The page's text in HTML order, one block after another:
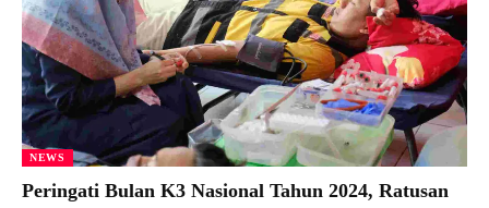
NEWS
Peringati Bulan K3 Nasional Tahun 2024, Ratusan